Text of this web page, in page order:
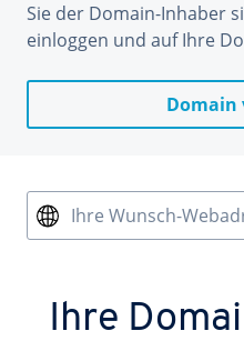
Sie der Domain-Inhaber
einloggen und auf Ihre
Domain
Ihre Wunsch-
Ihre